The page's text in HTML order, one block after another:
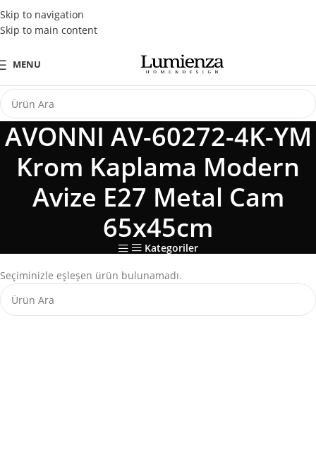
Skip to navigation
Skip to main content
Tüm Kredi Kartlarına Peşin Fiyatına 3 Taksit Fırsatı
MENU
AVONNI AV-60272-4K-YM
Krom Kaplama Modern
Avize E27 Metal Cam
65x45cm
Kategoriler
Seçiminizle eşleşen ürün bulunamadı.